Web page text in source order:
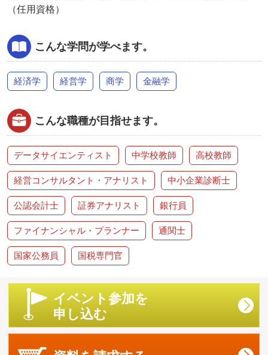
（任用資格）
こんな学問が学べます。
経済学 経営学 商学 金融学
こんな職種が目指せます。
データサイエンティスト 中学校教師 高校教師
経営コンサルタント・アナリスト 中小企業診断士
公認会計士 証券アナリスト 銀行員
ファイナンシャル・プランナー 通関士
国家公務員 国税専門官
イベント参加を
申し込む